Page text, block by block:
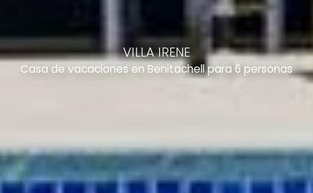
VILLA IRENE
Casa de vacaciones en Benitachell para 6 personas